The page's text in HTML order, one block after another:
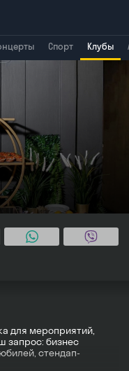
Спорт Клубы
для мероприятий,
запрос: бизнес
стендап-